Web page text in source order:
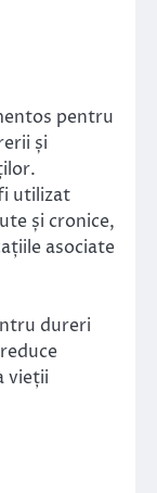
pentru
și
utilizat
și cronice,
asociate
dureri
vieții